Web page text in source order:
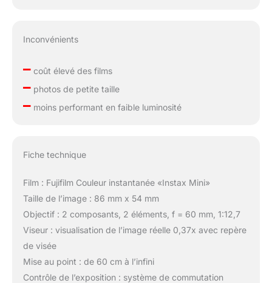
Inconvénients
–coût élevé des films
–photos de petite taille
–moins performant en faible luminosité
Fiche technique
Film : Fujifilm Couleur instantanée «Instax Mini»
Taille de l’image : 86 mm x 54 mm
Objectif : 2 composants, 2 éléments, f = 60 mm, 1:12,7
Viseur : visualisation de l’image réelle 0,37x avec repère
de visée
Mise au point : de 60 cm à l’infini
Contrôle de l’exposition : système de commutation